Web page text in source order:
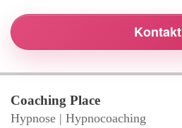
Kontakt
Coaching Place
Hypnose | Hypnocoaching